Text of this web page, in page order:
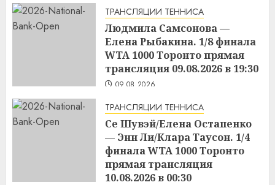
ТРАНСЛЯЦИИ ТЕННИСА
Людмила Самсонова —
Елена Рыбакина. 1/8 финала
WTA 1000 Торонто прямая
трансляция 09.08.2026 в 19:30
09.08.2026
ТРАНСЛЯЦИИ ТЕННИСА
Се Шувэй/Елена Остапенко
— Энн Ли/Клара Таусон. 1/4
финала WTA 1000 Торонто
прямая трансляция
10.08.2026 в 00:30